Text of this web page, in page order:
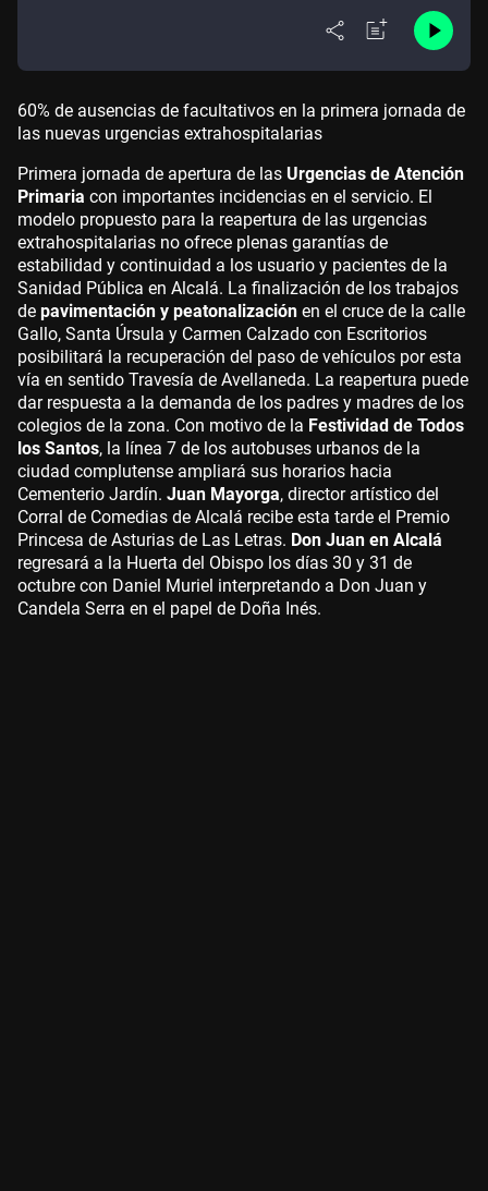
60% de ausencias de facultativos en la primera jornada de
las nuevas urgencias extrahospitalarias
Primera jornada de apertura de las Urgencias de Atención
Primaria con importantes incidencias en el servicio. El
modelo propuesto para la reapertura de las urgencias
extrahospitalarias no ofrece plenas garantías de
estabilidad y continuidad a los usuario y pacientes de la
Sanidad Pública en Alcalá. La finalización de los trabajos
de pavimentación y peatonalización en el cruce de la calle
Gallo, Santa Úrsula y Carmen Calzado con Escritorios
posibilitará la recuperación del paso de vehículos por esta
vía en sentido Travesía de Avellaneda. La reapertura puede
dar respuesta a la demanda de los padres y madres de los
colegios de la zona. Con motivo de la Festividad de Todos
los Santos, la línea 7 de los autobuses urbanos de la
ciudad complutense ampliará sus horarios hacia
Cementerio Jardín. Juan Mayorga, director artístico del
Corral de Comedias de Alcalá recibe esta tarde el Premio
Princesa de Asturias de Las Letras. Don Juan en Alcalá
regresará a la Huerta del Obispo los días 30 y 31 de
octubre con Daniel Muriel interpretando a Don Juan y
Candela Serra en el papel de Doña Inés.